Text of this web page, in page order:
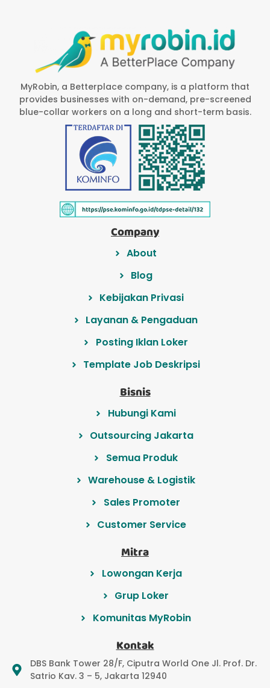
MyRobin, a Betterplace company, is a platform that
provides businesses with on-demand, pre-screened
blue-collar workers on a long and short-term basis.
Company
About
Blog
Kebijakan Privasi
Layanan & Pengaduan
Posting Iklan Loker
Template Job Deskripsi
Bisnis
Hubungi Kami
Outsourcing Jakarta
Semua Produk
Warehouse & Logistik
Sales Promoter
Customer Service
Mitra
Lowongan Kerja
Grup Loker
Komunitas MyRobin
Kontak
DBS Bank Tower 28/F, Ciputra World One Jl. Prof. Dr.
Satrio Kav. 3 – 5, Jakarta 12940